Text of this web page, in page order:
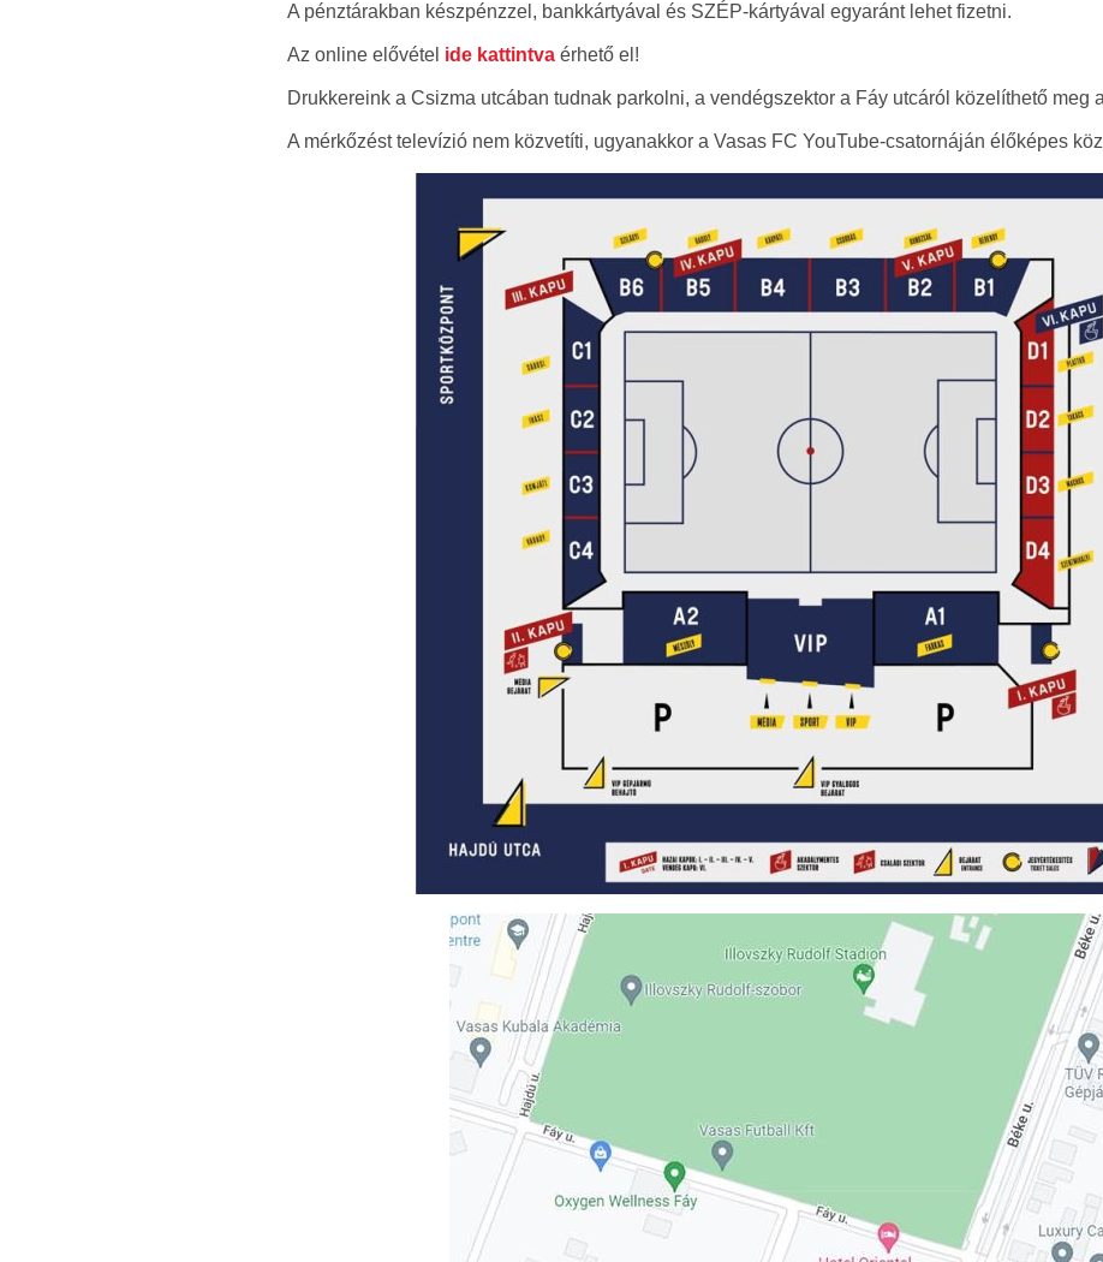
A pénztárakban készpénzzel, bankkártyával és SZÉP-kártyával egyaránt lehet fizetni.
Az online elővétel ide kattintvaérhető el!
Drukkereink a Csizma utcában tudnak parkolni, a vendégszektor a Fáy utcáról közelíthető meg
A mérkőzést televízió nem közvetíti, ugyanakkor a Vasas FC YouTube-csatornáján élőképes